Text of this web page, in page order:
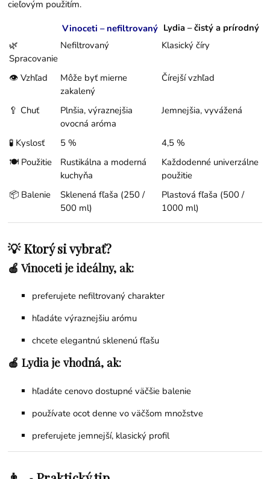
cieľovým použitím.
Vinoceti – nefiltrovaný Lydia – čistý a prírodný
🌿
Spracovanie
Nefiltrovaný Klasický číry
👁 Vzhľad
Môže byť mierne
zakalený
Čírejší vzhľad
🥄 Chuť
Plnšia, výraznejšia
ovocná aróma
Jemnejšia, vyvážená
🧪 Kyslosť 5 %
4,5 %
🍽 Použitie
Rustikálna a moderná
kuchyňa
Každodenné univerzálne
použitie
📦 Balenie
Sklenená fľaša (250 /
500 ml)
Plastová fľaša (500 /
1000 ml)
💡 Ktorý si vybrať?
🍎 Vinoceti je ideálny, ak:
preferujete nefiltrovaný charakter
hľadáte výraznejšiu arómu
chcete elegantnú sklenenú fľašu
🍎 Lydia je vhodná, ak:
hľadáte cenovo dostupné väčšie balenie
používate ocot denne vo väčšom množstve
preferujete jemnejší, klasický profil